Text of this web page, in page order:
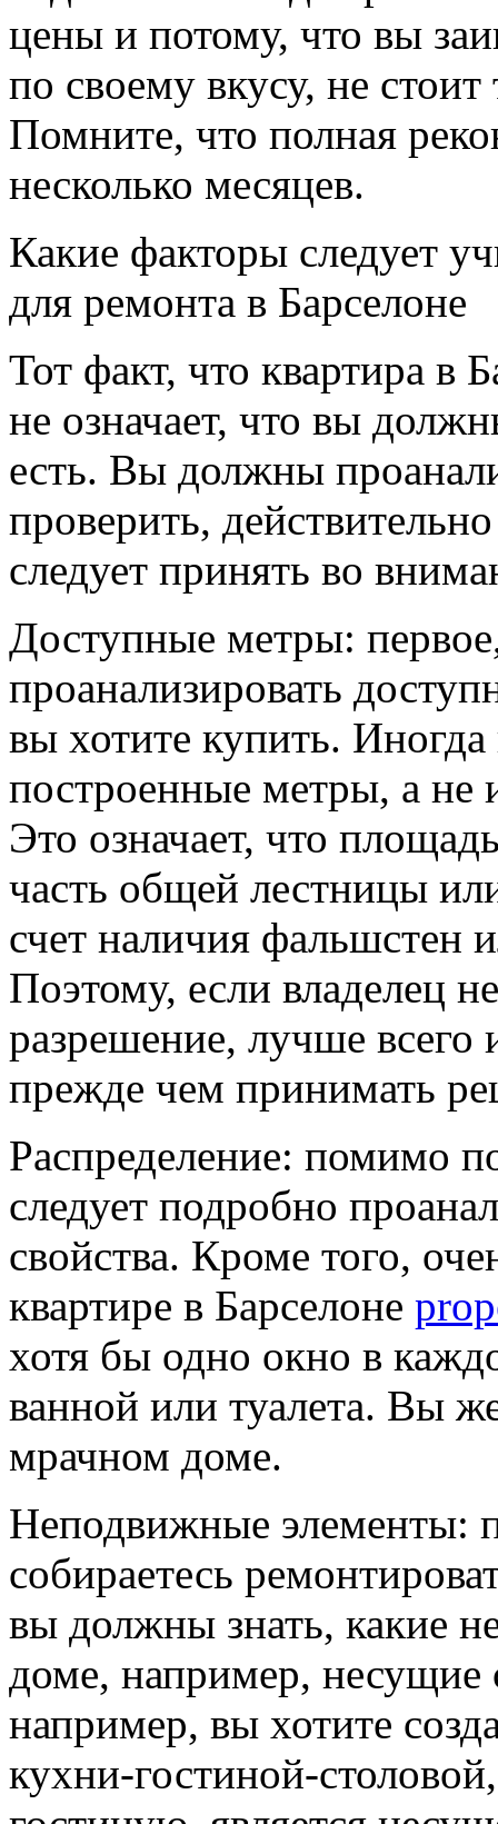
цены и потому, что вы
по своему вкусу, не стоит
Помните, что полная
несколько месяцев.
Какие факторы следует
для ремонта в Барселоне
Тот факт, что квартира в
не означает, что вы
есть. Вы должны
проверить,
следует принять во
Доступные метры:
проанализировать
вы хотите купить. Иногда
построенные метры, а не
Это означает, что
часть общей лестницы
счет наличия фальшстен
Поэтому, если владелец
разрешение, лучше всего
прежде чем принимать
Распределение: помимо
следует подробно
свойства. Кроме того,
квартире в Барселоне
хотя бы одно окно в
ванной или туалета. Вы
мрачном доме.
Неподвижные элементы:
собираетесь
вы должны знать, какие
доме, например, несущие
например, вы хотите
кухни-гостиной-